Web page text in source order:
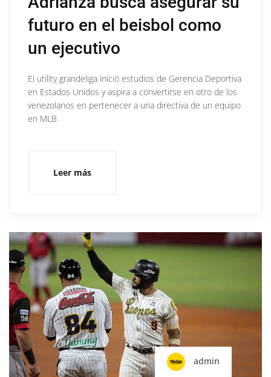
futuro en el beisbol como
un ejecutivo
El utility grandeliga inició estudios de Gerencia Deportiva
en Estados Unidos y aspira a convertirse en otro de los
venezolanos en pertenecer a una directiva de un equipo
en MLB
Leer más
admin